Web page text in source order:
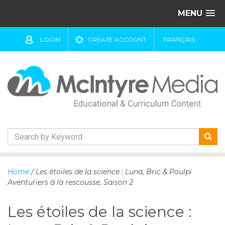
MENU
LOGIN CREATE ACCOUNT FRANÇAIS
kHome / Les étoiles de la science : Luna, Bric & Poulpi
Aventuriers à la rescousse, Saison 2
Les étoiles de la science :